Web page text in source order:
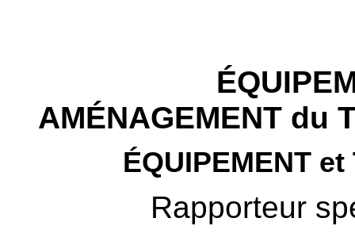
AMÉNAGEMENT du
ÉQUIPEMENT
Rapporteur